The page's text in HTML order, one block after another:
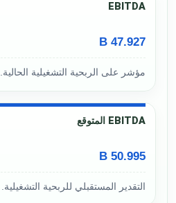
EBITDA
47.927 B
مؤشر على الربحية التشغيلية الحالية.
EBITDA المتوقع
50.995 B
التقدير المستقبلي للربحية التشغيلية.